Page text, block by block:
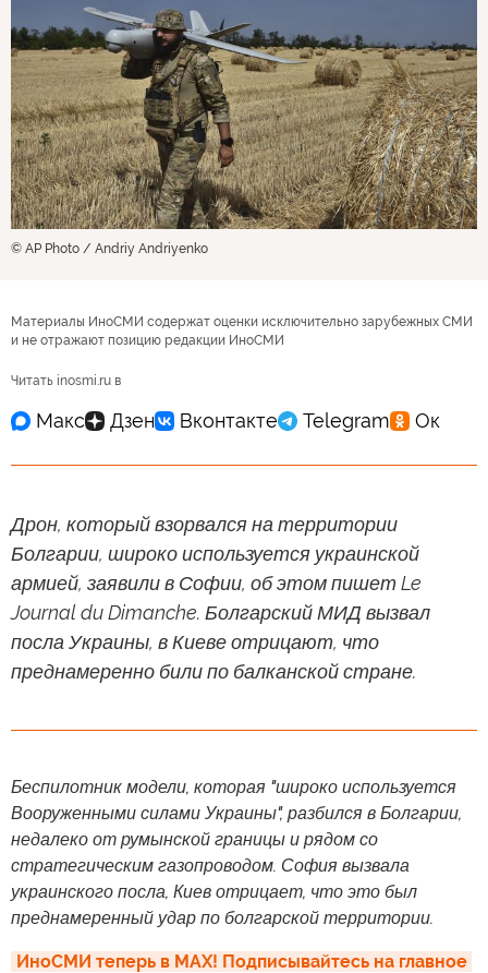
© AP Photo / Andriy Andriyenko
Материалы ИноСМИ содержат оценки исключительно зарубежных СМИ
и не отражают позицию редакции ИноСМИ
Читать inosmi.ru в
Дрон, который взорвался на территории
Болгарии, широко используется украинской
армией, заявили в Софии, об этом пишет Le
Journal du Dimanche. Болгарский МИД вызвал
посла Украины, в Киеве отрицают, что
преднамеренно били по балканской стране.
Беспилотник модели, которая "широко используется
Вооруженными силами Украины", разбился в Болгарии,
недалеко от румынской границы и рядом со
стратегическим газопроводом. София вызвала
украинского посла, Киев отрицает, что это был
преднамеренный удар по болгарской территории.
ИноСМИ теперь в MAX! Подписывайтесь на главное